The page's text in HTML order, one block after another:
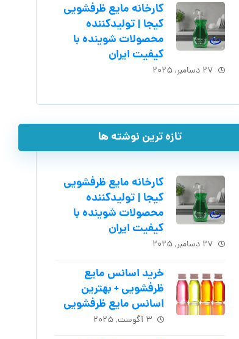
کارخانه مایع ظرفشویی
کیجا | تولیدکننده
محصولات شوینده با
کیفیت ایران
۲۷ دسامبر, ۲۰۲۵
تازه ترین نوشته ها
کارخانه مایع ظرفشویی
کیجا | تولیدکننده
محصولات شوینده با
کیفیت ایران
۲۷ دسامبر, ۲۰۲۵
خرید اسانس مایع
ظرفشویی + بهترین
اسانس مایع ظرفشویی
۳ آگوست, ۲۰۲۵